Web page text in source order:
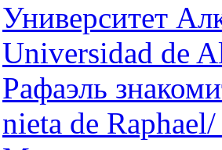
Университет
Universidad de
Рафаэль
nieta de